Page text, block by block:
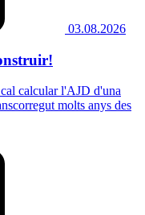
03.08.2026
calcular l'AJD d'una
molts anys des